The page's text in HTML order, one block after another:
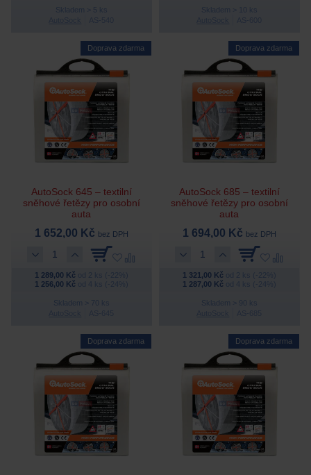
Skladem > 5 ks
Skladem > 10 ks
Doprava zdarma
AutoSock 645 – textilní
sněhové řetězy pro osobní
auta
1 652,00 Kč bez DPH
1 289,00 Kčod 2 ks (-22%)
1 256,00 Kčod 4 ks (-24%)
Skladem > 70 ks
Doprava zdarma
AutoSock 685 – textilní
sněhové řetězy pro osobní
auta
1 694,00 Kč bez DPH
1 321,00 Kčod 2 ks (-22%)
1 287,00 Kčod 4 ks (-24%)
Skladem > 90 ks
Doprava zdarma Doprava zdarma